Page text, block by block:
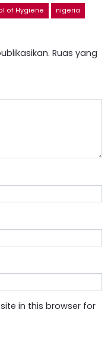
of Hygiene nigeria
Ruas yang
in this browser for